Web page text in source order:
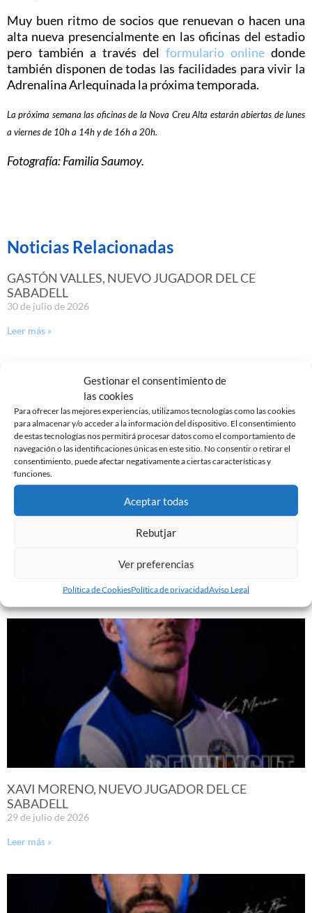
Gestionar el consentimiento de
las cookies
Para ofrecer las mejores experiencias, utilizamos tecnologías como las cookies
para almacenar y/o acceder a la información del dispositivo. El consentimiento
de estas tecnologías nos permitirá procesar datos como el comportamiento de
navegación o las identificaciones únicas en este sitio. No consentir o retirar el
consentimiento, puede afectar negativamente a ciertas características y
funciones.
Aceptar todas
Rebutjar
Ver preferencias
Política de CookiesPolítica de privacidadAviso Legal
Muy buen ritmo de socios que renuevan o hacen una
alta nueva presencialmente en las oficinas del estadio
pero también a través del formulario online donde
también disponen de todas las facilidades para vivir la
Adrenalina Arlequinada la próxima temporada.
La próxima semana las oficinas de la Nova Creu Alta estarán abiertas de lunes
a viernes de 10h a 14h y de 16h a 20h.
Fotografía: Familia Saumoy.
Noticias Relacionadas
GASTÓN VALLES, NUEVO JUGADOR DEL CE
SABADELL
30 de julio de 2026
Leer más »
YA DISPONIBLE LA PRIMERA EQUIPACIÓN DE LA
XAVI MORENO, NUEVO JUGADOR DEL CE
SABADELL
29 de julio de 2026
Leer más »